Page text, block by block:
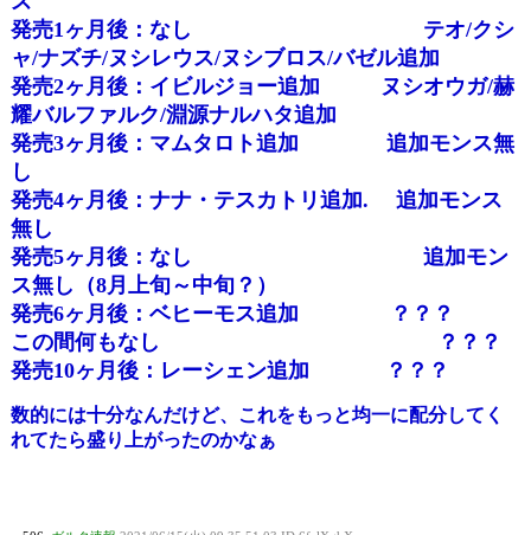
発売1ヶ月後：なし テオ/クシ
ャ/ナズチ/ヌシレウス/ヌシブロス/バゼル追加
発売2ヶ月後：イビルジョー追加 ヌシオウガ/赫
耀バルファルク/淵源ナルハタ追加
発売3ヶ月後：マムタロト追加 追加モンス無
し
発売4ヶ月後：ナナ・テスカトリ追加. 追加モンス
無し
発売5ヶ月後：なし 追加モン
ス無し（8月上旬～中旬？）
発売6ヶ月後：ベヒーモス追加 ？？？
この間何もなし ？？？
発売10ヶ月後：レーシェン追加 ？？？
数的には十分なんだけど、これをもっと均一に配分してく
れてたら盛り上がったのかなぁ